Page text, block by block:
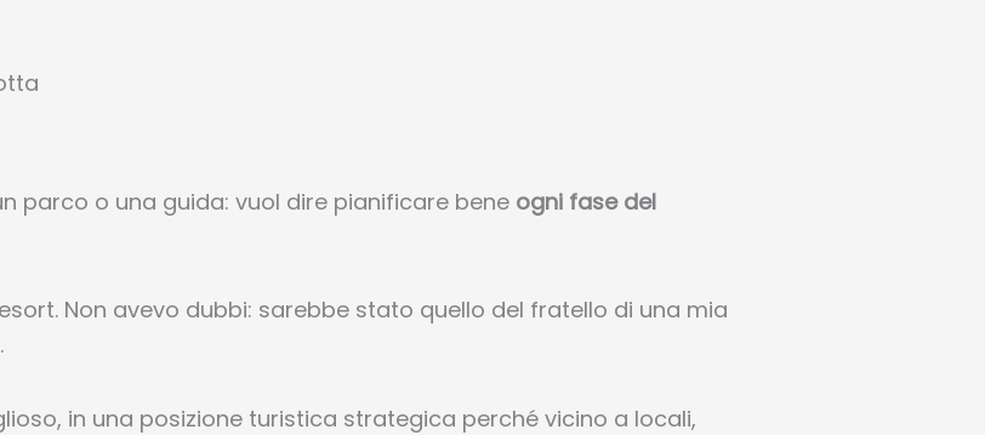
parco o una guida: vuol dire pianificare bene ogni fase del
Non avevo dubbi: sarebbe stato quello del fratello di una mia
.
in una posizione turistica strategica perché vicino a locali,